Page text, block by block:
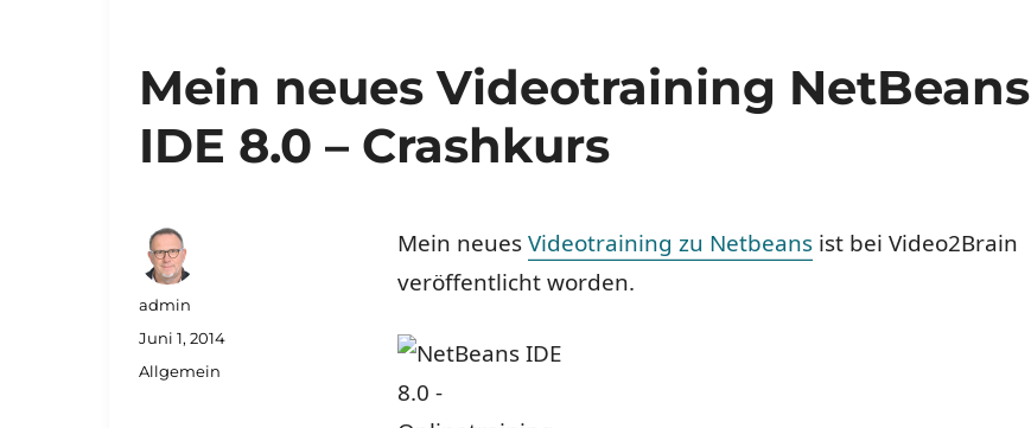
Mein neues Videotraining NetBeans
IDE 8.0 – Crashkurs
Mein neuesVideotraining zu Netbeansist bei Video2Brain
veröffentlicht worden.
Autor
admin
Veröffentlicht
am
Juni 1, 2014
Kategorien
Allgemein